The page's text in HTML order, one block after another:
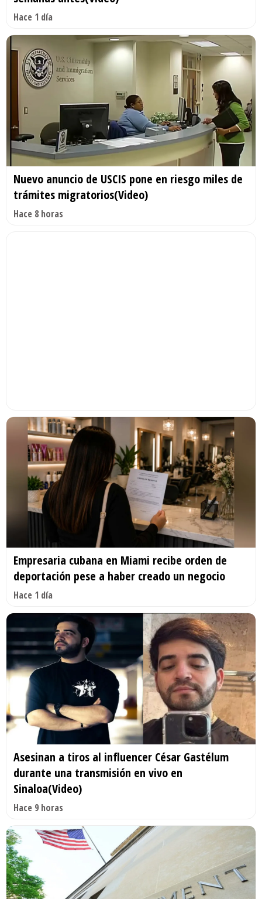
Hace 1 día
Nuevo anuncio de USCIS pone en riesgo miles de
trámites migratorios(Video)
Hace 8 horas
Empresaria cubana en Miami recibe orden de
deportación pese a haber creado un negocio
Hace 1 día
Asesinan a tiros al influencer César Gastélum
durante una transmisión en vivo en
Sinaloa(Video)
Hace 9 horas